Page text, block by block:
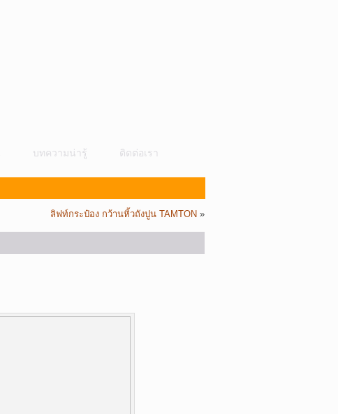
บทความน่ารู้ ติดต่อเรา
ลิฟท์กระป๋อง กว้านหิ้วถังปูน TAMTON »